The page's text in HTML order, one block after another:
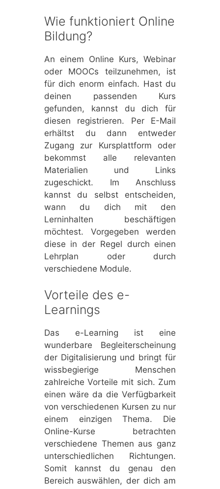
Wie funktioniert Online
Bildung?
An einem Online Kurs, Webinar
oder MOOCs teilzunehmen, ist
für dich enorm einfach. Hast du
deinen passenden Kurs
gefunden, kannst du dich für
diesen registrieren. Per E-Mail
erhältst du dann entweder
Zugang zur Kursplattform oder
bekommst alle relevanten
Materialien und Links
zugeschickt. Im Anschluss
kannst du selbst entscheiden,
wann du dich mit den
Lerninhalten beschäftigen
möchtest. Vorgegeben werden
diese in der Regel durch einen
Lehrplan oder durch
verschiedene Module.
Vorteile des e-
Learnings
Das e-Learning ist eine
wunderbare Begleiterscheinung
der Digitalisierung und bringt für
wissbegierige Menschen
zahlreiche Vorteile mit sich. Zum
einen wäre da die Verfügbarkeit
von verschiedenen Kursen zu nur
einem einzigen Thema. Die
Online-Kurse betrachten
verschiedene Themen aus ganz
unterschiedlichen Richtungen.
Somit kannst du genau den
Bereich auswählen, der dich am